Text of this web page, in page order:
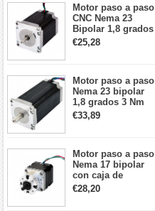
Motor paso a paso
CNC Nema 23
Bipolar 1,8 grados
1,9 Nm 3A 3,36 V
57x57x76mm 4
€25,28
Motor paso a paso
Nema 23 bipolar
1,8 grados 3 Nm
4,2A 57x57x114mm
motor paso a paso
€33,89
Motor paso a paso
Nema 17 bipolar
con caja de
cambios planetaria
5:1 longitud 33mm
€28,20